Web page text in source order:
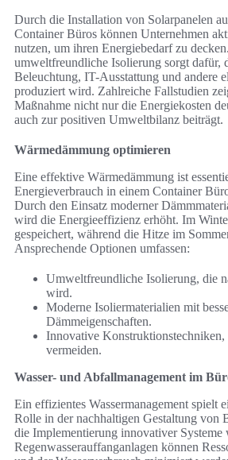
Durch die Installation von Solarpanelen
Container Büros können Unternehmen
nutzen, um ihren Energiebedarf zu
umweltfreundliche Isolierung sorgt dafür,
Beleuchtung, IT-Ausstattung und andere
produziert wird. Zahlreiche Fallstudien
Maßnahme nicht nur die Energiekosten
auch zur positiven Umweltbilanz beiträgt.
Wärmedämmung optimieren
Eine effektive Wärmedämmung ist
Energieverbrauch in einem Container
Durch den Einsatz moderner
wird die Energieeffizienz erhöht. Im
gespeichert, während die Hitze im
Ansprechende Optionen umfassen:
Umweltfreundliche Isolierung, die
wird.
Moderne Isoliermaterialien mit
Dämmeigenschaften.
Innovative Konstruktionstechniken,
vermeiden.
Wasser- und Abfallmanagement im
Ein effizientes Wassermanagement spielt
Rolle in der nachhaltigen Gestaltung von
die Implementierung innovativer Systeme
Regenwasserauffanganlagen können